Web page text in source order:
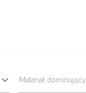
Materiał dominujący